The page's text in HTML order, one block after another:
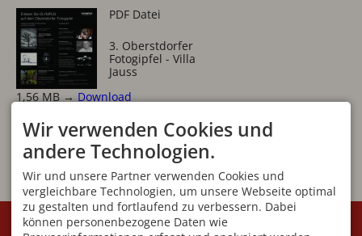
PDF Datei
3. Oberstdorfer
Fotogipfel - Villa
Jauss
1,56 MB→Download
KONTAKT VEREIN
Wir verwenden Cookies und
andere Technologien.
Wir und unsere Partner verwenden Cookies und
vergleichbare Technologien, um unsere Webseite optimal
zu gestalten und fortlaufend zu verbessern. Dabei
können personenbezogene Daten wie